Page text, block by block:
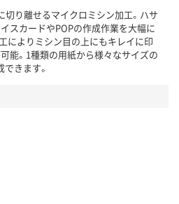
切り離せるマイクロミシン加工。ハサ
スカードやPOPの作成作業を大幅に
によりミシン目の上にもキレイに印
能。1種類の用紙から様々なサイズの
きます。